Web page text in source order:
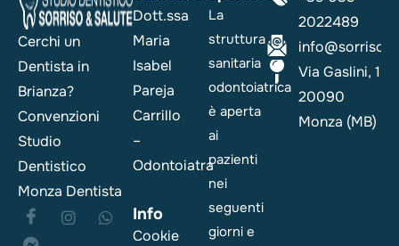
Cerchi un
Dentista in
Brianza?
Convenzioni
Studio
Dentistico
Monza Dentista
Dott.ssa
Maria
Isabel
Pareja
Carrillo
–
Odontoiatra
Info
Cookie
La
struttura
sanitaria
odontoiatrica
è aperta
ai
pazienti
nei
seguenti
giorni e
2022489
Via Gaslini, 1
20090
Monza (MB)